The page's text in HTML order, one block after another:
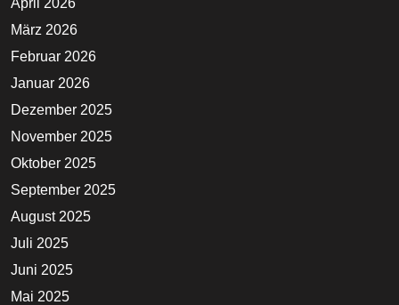
April 2026
März 2026
Februar 2026
Januar 2026
Dezember 2025
November 2025
Oktober 2025
September 2025
August 2025
Juli 2025
Juni 2025
Mai 2025